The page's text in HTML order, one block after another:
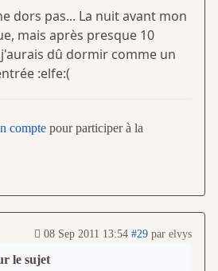
dors pas... La nuit avant mon
mais après presque 10
dû dormir comme un
:elfe:(
compte pour participer à la
08 Sep 2011 13:54 #29 par elvys
le sujet